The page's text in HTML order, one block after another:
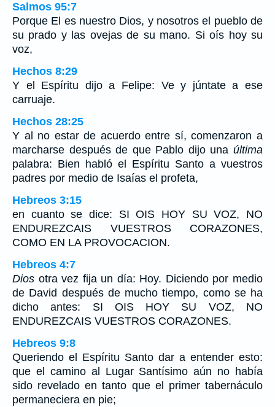
Salmos 95:7
Porque El es nuestro Dios, y nosotros el pueblo de
su prado y las ovejas de su mano. Si oís hoy su
voz,
Hechos 8:29
Y el Espíritu dijo a Felipe: Ve y júntate a ese
carruaje.
Hechos 28:25
Y al no estar de acuerdo entre sí, comenzaron a
marcharse después de que Pablo dijo una última
palabra: Bien habló el Espíritu Santo a vuestros
padres por medio de Isaías el profeta,
Hebreos 3:15
en cuanto se dice: SI OIS HOY SU VOZ, NO
ENDUREZCAIS VUESTROS CORAZONES,
COMO EN LA PROVOCACION.
Hebreos 4:7
Dios otra vez fija un día: Hoy. Diciendo por medio
de David después de mucho tiempo, como se ha
dicho antes: SI OIS HOY SU VOZ, NO
ENDUREZCAIS VUESTROS CORAZONES.
Hebreos 9:8
Queriendo el Espíritu Santo dar a entender esto:
que el camino al Lugar Santísimo aún no había
sido revelado en tanto que el primer tabernáculo
permaneciera en pie;